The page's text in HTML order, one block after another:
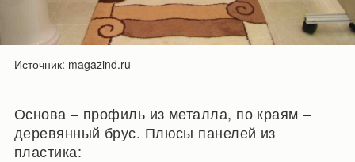
Источник: magazind.ru
Основа – профиль из металла, по краям –
деревянный брус. Плюсы панелей из
пластика: